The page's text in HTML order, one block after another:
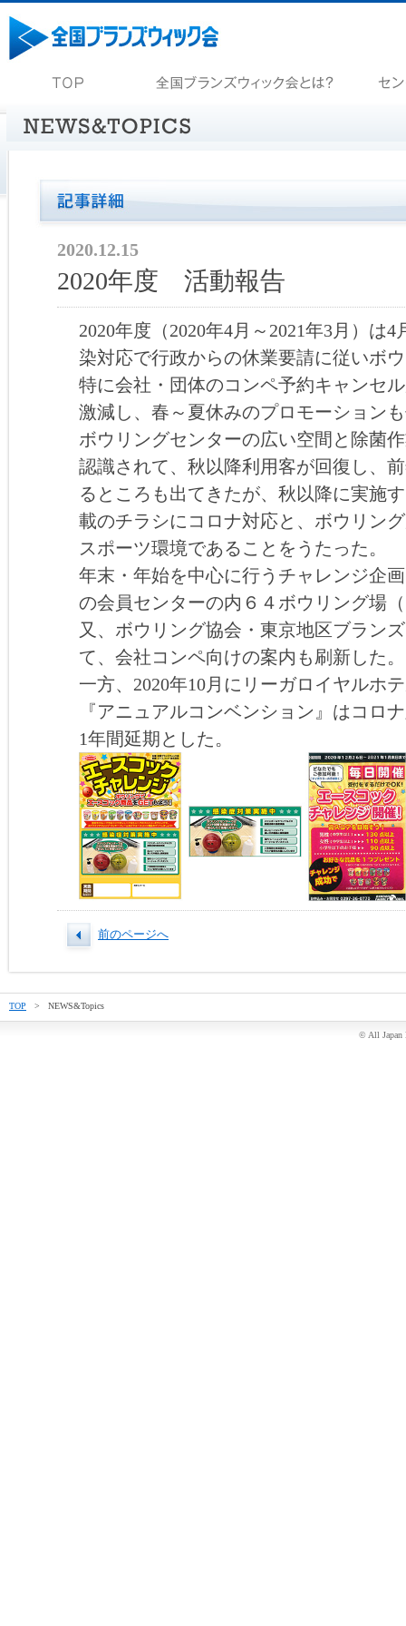
2020.12.15
2020年度 活動報告
2020年度（2020年4月～2021年3月）は
染対応で行政からの休業要請に従いボ
特に会社・団体のコンペ予約キャンセ
激減し、春～夏休みのプロモーション
ボウリングセンターの広い空間と除菌
認識されて、秋以降利用客が回復し、
るところも出てきたが、秋以降に実施
載のチラシにコロナ対応と、ボウリン
スポーツ環境であることをうたった。
年末・年始を中心に行うチャレンジ企
の会員センターの内６４ボウリング場
又、ボウリング協会・東京地区ブラン
て、会社コンペ向けの案内も刷新した。
一方、2020年10月にリーガロイヤルホ
『アニュアルコンベンション』はコロ
1年間延期とした。
前のページへ
TOP > NEWS&Topics
© All Japan